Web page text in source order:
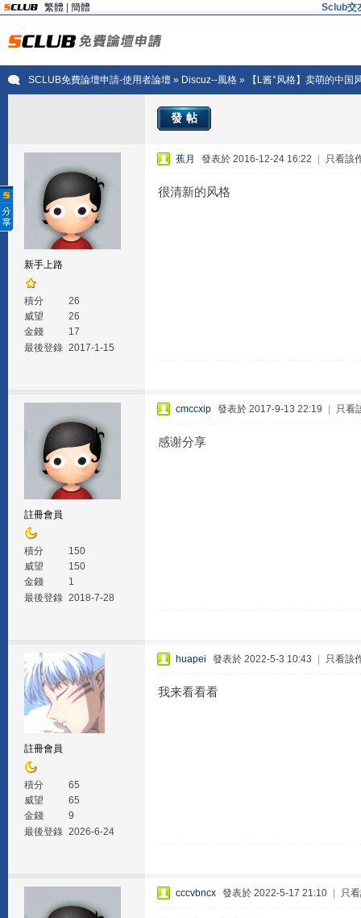
繁體 簡體 Sclub交
SCLUB免費論壇申請-使用者論壇» Discuz--風格» 【L酱°风格】卖萌的中
發帖
新手上路
積分
26
威望
26
金錢
17
最後登錄 2017-1-15
蕉月 發表於 2016-12-24 16:22 只看該
很清新的风格
註冊會員
積分
150
威望
150
金錢
1
最後登錄 2018-7-28
cmccxip 發表於 2017-9-13 22:19 只看
感谢分享
註冊會員
積分
65
威望
65
金錢
9
最後登錄 2026-6-24
huapei 發表於 2022-5-3 10:43 只看該
我来看看看
cccvbncx 發表於 2022-5-17 21:10 只